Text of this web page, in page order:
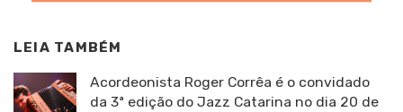
LEIA TAMBÉM
Acordeonista Roger Corrêa é o convidado
da 3ª edição do Jazz Catarina no dia 20 de